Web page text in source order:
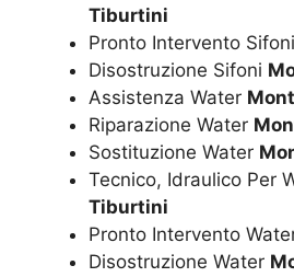
Tiburtini
Pronto Intervento Sifoni
Disostruzione Sifoni
Assistenza Water
Riparazione Water
Sostituzione Water
Tecnico, Idraulico Per
Tiburtini
Pronto Intervento
Disostruzione Water